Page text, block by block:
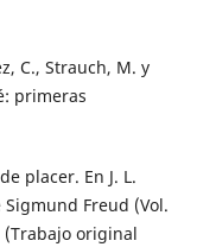
C., Strauch, M. y
primeras
placer. En J. L.
Freud (Vol.
(Trabajo original